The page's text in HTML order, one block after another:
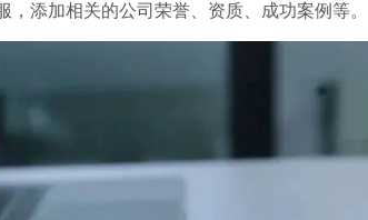
添加相关的公司荣誉、资质、成功案例等。